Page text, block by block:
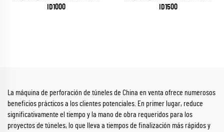
ID1000
ID1500
La máquina de perforación de túneles de China en venta ofrece numerosos
beneficios prácticos a los clientes potenciales. En primer lugar, reduce
significativamente el tiempo y la mano de obra requeridos para los
proyectos de túneles, lo que lleva a tiempos de finalización más rápidos y